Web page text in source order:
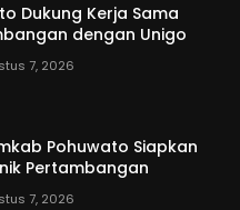
Dukung Kerja Sama
dengan Unigo
7, 2026
Pohuwato Siapkan
Pertambangan
7, 2026